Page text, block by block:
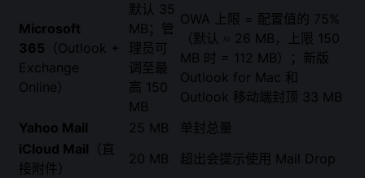
Microsoft
365 （Outlook +
Exchange
Online）
默认 35
MB；管
理员可
调至最
高 150
MB
OWA 上限 = 配置值的 75%
（默认 ≈ 26 MB，上限 150
MB 时 = 112 MB）；新版
Outlook for Mac 和
Outlook 移动端封顶 33 MB
Yahoo Mail
25 MB
单封总量
iCloud Mail （直
接附件）
20 MB 超出会提示使用 Mail Drop